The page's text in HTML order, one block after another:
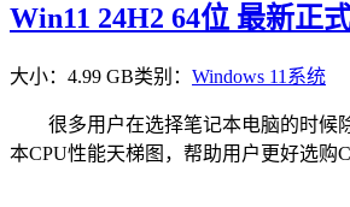
Win11 24H2 64位 最新正
大小：4.99 GB类别： Windows 11系统
很多用户在选择笔记本电脑的时候除
本CPU性能天梯图，帮助用户更好选购